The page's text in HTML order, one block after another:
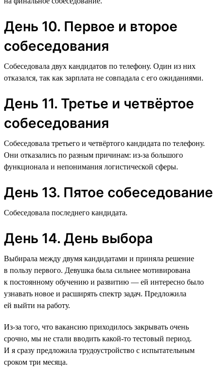
День 10. Первое и второе
собеседования
Собеседовала двух кандидатов по телефону. Один из них
отказался, так как зарплата не совпадала с его ожиданиями.
День 11. Третье и четвёртое
собеседования
Собеседовала третьего и четвёртого кандидата по телефону.
Они отказались по разным причинам: из-за большого
функционала и непонимания логистической сферы.
День 13. Пятое собеседование
Собеседовала последнего кандидата.
День 14. День выбора
Выбирала между двумя кандидатами и приняла решение
в пользу первого. Девушка была сильнее мотивирована
к постоянному обучению и развитию — ей интересно было
узнавать новое и расширять спектр задач. Предложила
ей выйти на работу.
Из-за того, что вакансию приходилось закрывать очень
срочно, мы не стали вводить какой-то тестовый период.
И я сразу предложила трудоустройство с испытательным
сроком три месяца.